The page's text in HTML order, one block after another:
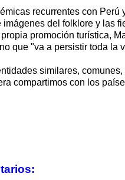
recurrentes con Perú
imágenes del folklore y las
promoción turística,
que "va a persistir toda la
similares, comunes,
compartimos con los